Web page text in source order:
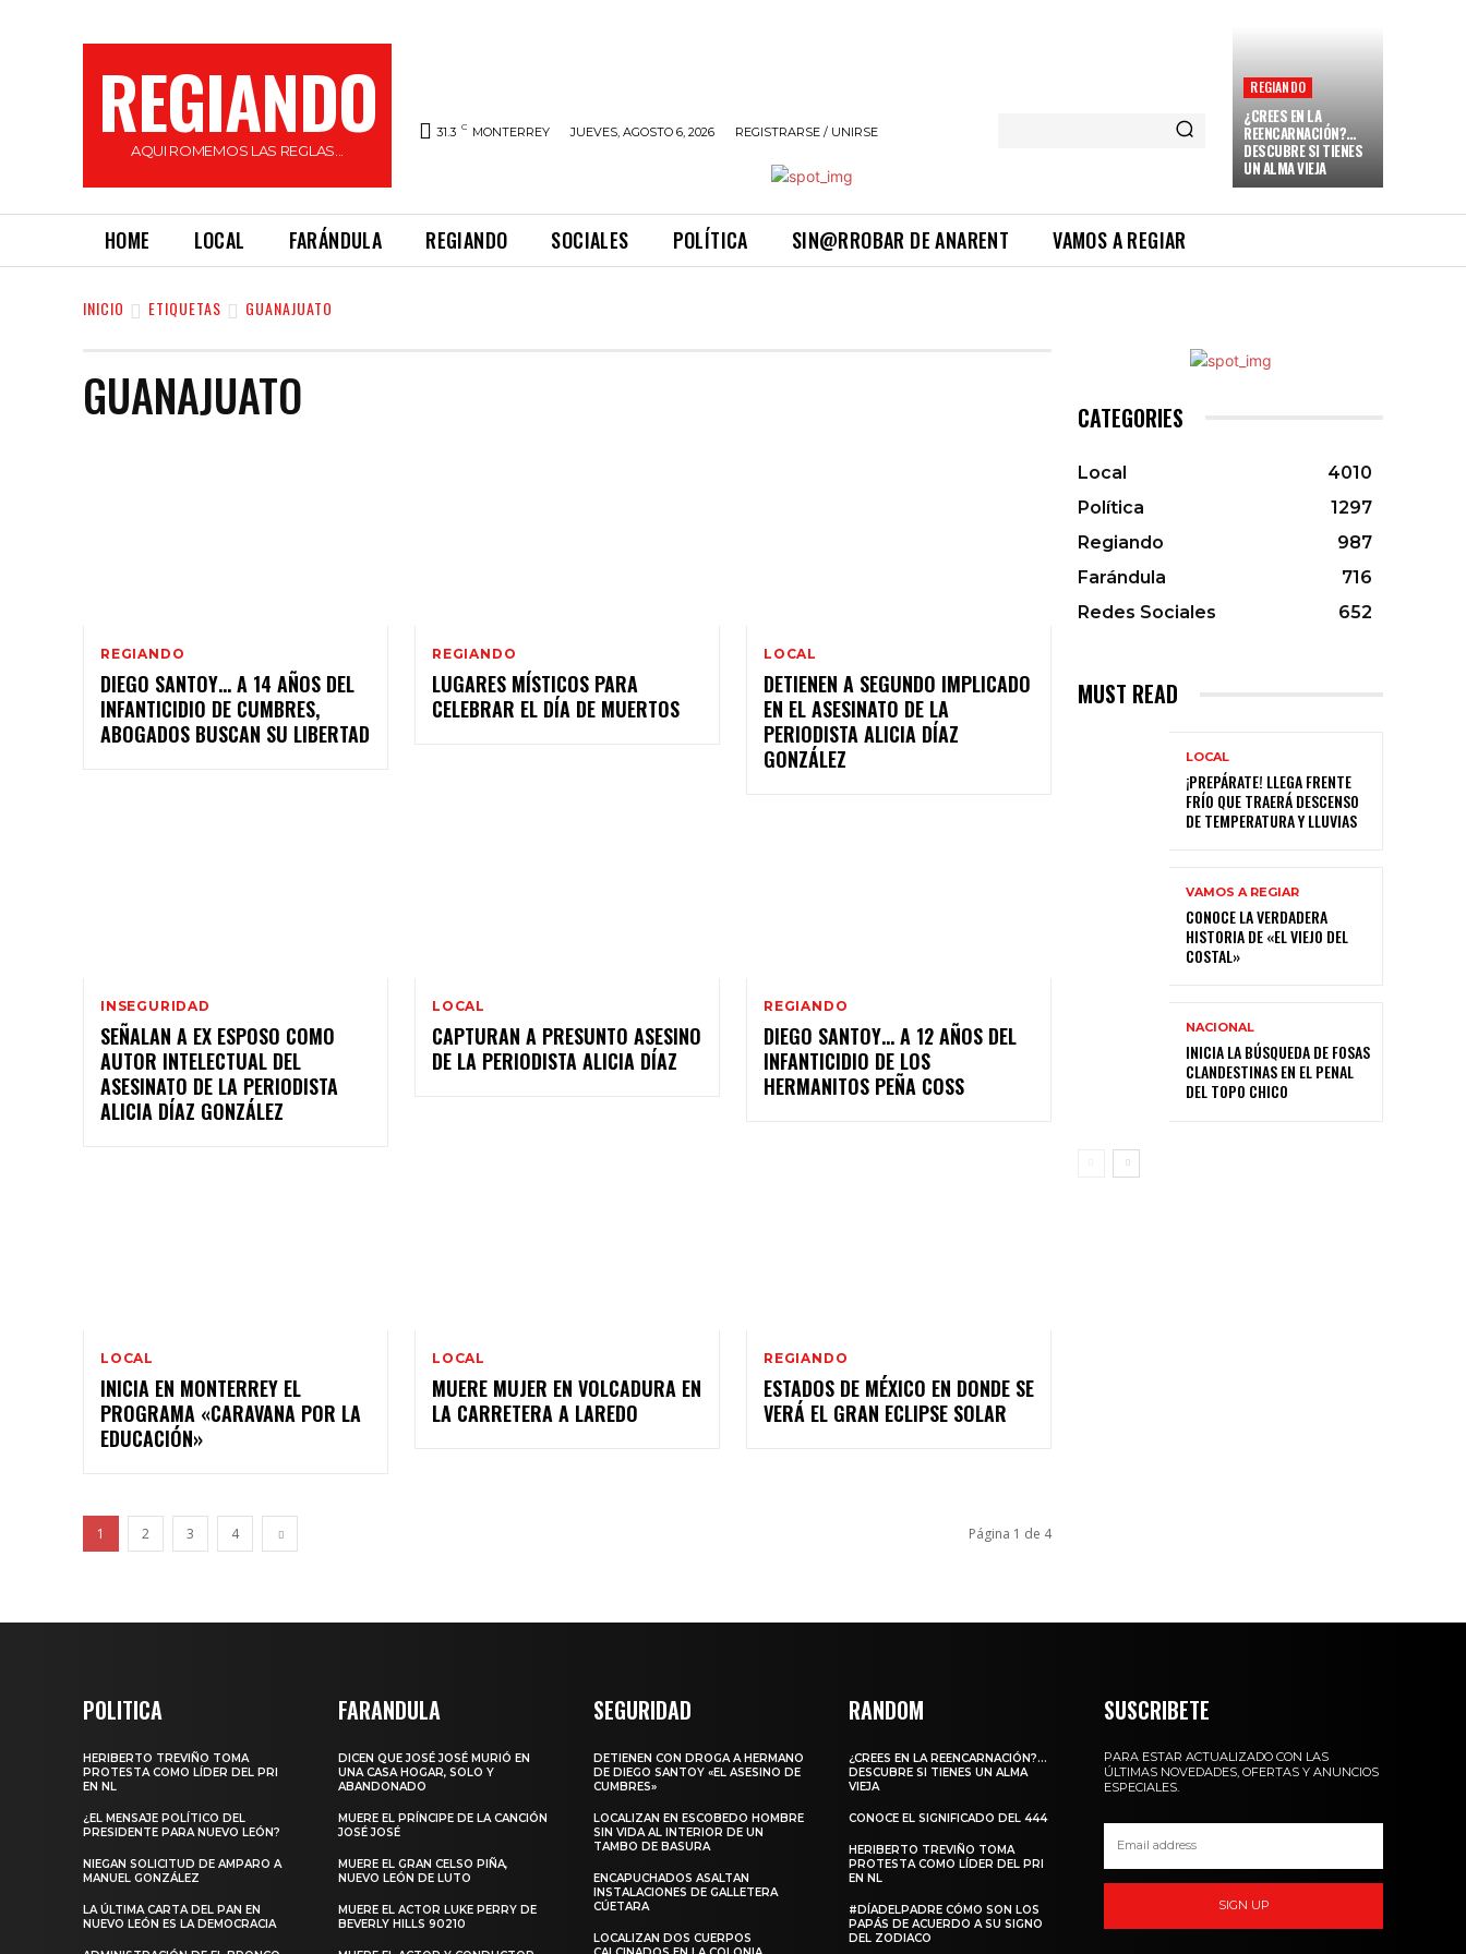
REGIANDO
AQUI ROMEMOS LAS REGLAS...
31.3 C MONTERREY JUEVES, AGOSTO 6, 2026 REGISTRARSE / UNIRSE
REGIANDO
¿CREES EN LA
REENCARNACIÓN?…
DESCUBRE SI TIENES
UN ALMA VIEJA
HOME LOCAL FARÁNDULA REGIANDO SOCIALES POLÍTICA SIN@RROBAR DE ANARENT VAMOS A REGIAR
INICIO ETIQUETAS GUANAJUATO
GUANAJUATO
REGIANDO
DIEGO SANTOY… A 14 AÑOS DEL
INFANTICIDIO DE CUMBRES,
ABOGADOS BUSCAN SU LIBERTAD
REGIANDO
LUGARES MÍSTICOS PARA
CELEBRAR EL DÍA DE MUERTOS
LOCAL
DETIENEN A SEGUNDO IMPLICADO
EN EL ASESINATO DE LA
PERIODISTA ALICIA DÍAZ
GONZÁLEZ
INSEGURIDAD
SEÑALAN A EX ESPOSO COMO
AUTOR INTELECTUAL DEL
ASESINATO DE LA PERIODISTA
ALICIA DÍAZ GONZÁLEZ
LOCAL
CAPTURAN A PRESUNTO ASESINO
DE LA PERIODISTA ALICIA DÍAZ
REGIANDO
DIEGO SANTOY… A 12 AÑOS DEL
INFANTICIDIO DE LOS
HERMANITOS PEÑA COSS
LOCAL
INICIA EN MONTERREY EL
PROGRAMA «CARAVANA POR LA
EDUCACIÓN»
LOCAL
MUERE MUJER EN VOLCADURA EN
LA CARRETERA A LAREDO
REGIANDO
ESTADOS DE MÉXICO EN DONDE SE
VERÁ EL GRAN ECLIPSE SOLAR
1 2 3 4 Página 1 de 4
CATEGORIES
Local
4010
Política
1297
Regiando
987
Farándula
716
Redes Sociales
652
MUST READ
LOCAL
¡PREPÁRATE! LLEGA FRENTE
FRÍO QUE TRAERÁ DESCENSO
DE TEMPERATURA Y LLUVIAS
VAMOS A REGIAR
CONOCE LA VERDADERA
HISTORIA DE «EL VIEJO DEL
COSTAL»
NACIONAL
INICIA LA BÚSQUEDA DE FOSAS
CLANDESTINAS EN EL PENAL
DEL TOPO CHICO
POLITICA
HERIBERTO TREVIÑO TOMA
PROTESTA COMO LÍDER DEL PRI
EN NL
¿EL MENSAJE POLÍTICO DEL
PRESIDENTE PARA NUEVO LEÓN?
NIEGAN SOLICITUD DE AMPARO A
MANUEL GONZÁLEZ
LA ÚLTIMA CARTA DEL PAN EN
NUEVO LEÓN ES LA DEMOCRACIA
FARANDULA
DICEN QUE JOSÉ JOSÉ MURIÓ EN
UNA CASA HOGAR, SOLO Y
ABANDONADO
MUERE EL PRÍNCIPE DE LA CANCIÓN
JOSÉ JOSÉ
MUERE EL GRAN CELSO PIÑA,
NUEVO LEÓN DE LUTO
MUERE EL ACTOR LUKE PERRY DE
BEVERLY HILLS 90210
SEGURIDAD
DETIENEN CON DROGA A HERMANO
DE DIEGO SANTOY «EL ASESINO DE
CUMBRES»
LOCALIZAN EN ESCOBEDO HOMBRE
SIN VIDA AL INTERIOR DE UN
TAMBO DE BASURA
ENCAPUCHADOS ASALTAN
INSTALACIONES DE GALLETERA
CÚETARA
LOCALIZAN DOS CUERPOS
RANDOM
¿CREES EN LA REENCARNACIÓN?…
DESCUBRE SI TIENES UN ALMA
VIEJA
CONOCE EL SIGNIFICADO DEL 444
HERIBERTO TREVIÑO TOMA
PROTESTA COMO LÍDER DEL PRI
EN NL
#DÍADELPADRE CÓMO SON LOS
PAPÁS DE ACUERDO A SU SIGNO
DEL ZODIACO
SUSCRIBETE
PARA ESTAR ACTUALIZADO CON LAS
ÚLTIMAS NOVEDADES, OFERTAS Y ANUNCIOS
ESPECIALES.
SIGN UP